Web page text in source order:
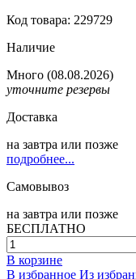
Код товара: 229729
Наличие
Много (08.08.2026)
уточните резервы
Доставка
на завтра или позже
подробнее...
Самовывоз
на завтра или позже
БЕСПЛАТНО
В корзине
В избранное Из